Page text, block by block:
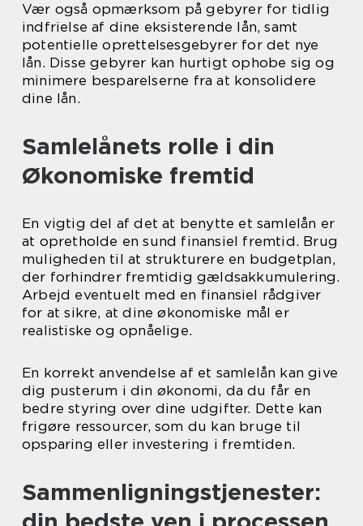
Vær også opmærksom på gebyrer for tidlig
indfrielse af dine eksisterende lån, samt
potentielle oprettelsesgebyrer for det nye
lån. Disse gebyrer kan hurtigt ophobe sig og
minimere besparelserne fra at konsolidere
dine lån.
Samlelånets rolle i din
Økonomiske fremtid
En vigtig del af det at benytte et samlelån er
at opretholde en sund finansiel fremtid. Brug
muligheden til at strukturere en budgetplan,
der forhindrer fremtidig gældsakkumulering.
Arbejd eventuelt med en finansiel rådgiver
for at sikre, at dine økonomiske mål er
realistiske og opnåelige.
En korrekt anvendelse af et samlelån kan give
dig pusterum i din økonomi, da du får en
bedre styring over dine udgifter. Dette kan
frigøre ressourcer, som du kan bruge til
opsparing eller investering i fremtiden.
Sammenligningstjenester: